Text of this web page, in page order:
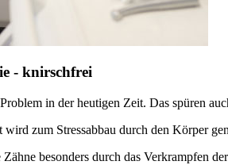
- knirschfrei
in der heutigen Zeit. Das spüren
wird zum Stressabbau durch den Körper
besonders durch das Verkrampfen